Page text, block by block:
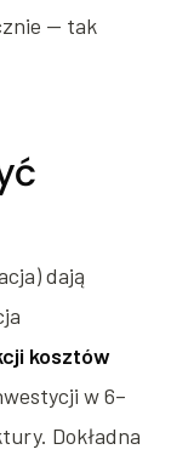
— tak
dają
kosztów
w 6–
Dokładna